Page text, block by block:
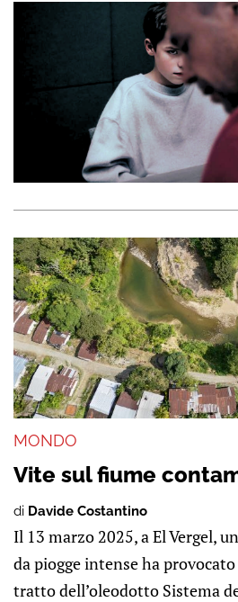
MONDO
Vite sul fiume
di Davide Costantino
Il 13 marzo 2025, a El Vergel,
da piogge intense ha
tratto dell’oleodotto Sistema